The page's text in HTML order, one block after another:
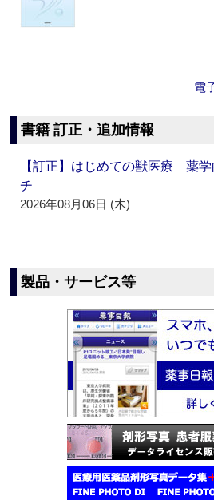
電
書籍 訂正・追加情報
【訂正】はじめての獣医療 薬
チ
2026年08月06日 (木)
製品・サービス等